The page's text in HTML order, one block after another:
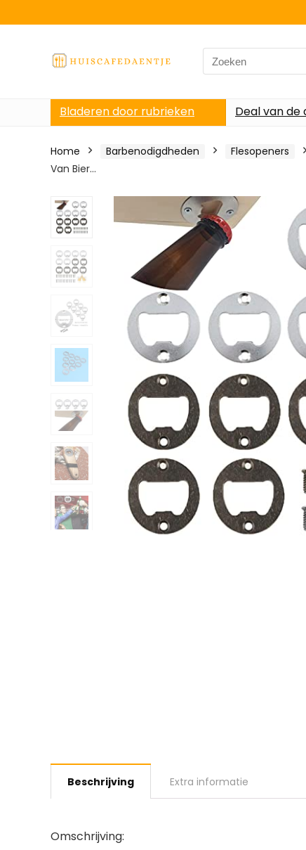
Search
for:
Bladeren door rubrieken Deal van de
Home Barbenodigdheden Flesopeners
Van Bier…
Beschrijving Extra informatie
Omschrijving: